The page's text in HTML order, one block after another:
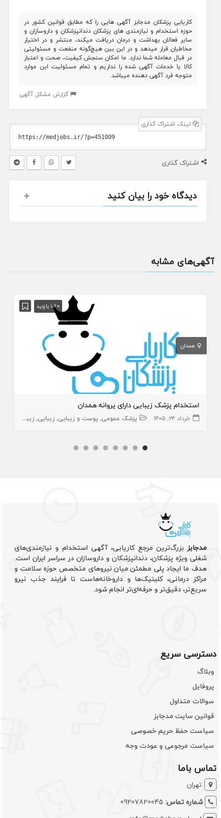
کاریابی پزشکان مدجابز آگهی هایی را که مطابق قوانین کشور در
حوزه استخدام و نیازمندی های پزشکان دندانپزشکان و داروسازان و
سایر فعالان بهداشت و درمان دریافت میکند، منتشر و در اختیار
مخاطبان قرار میدهد و در این بین هیچ‌گونه منفعت و مسئولیتی
در قبال معامله شما ندارد. ما امکان سنجش کیفیت، صحت و اعتبار
کالا یا خدمات آگهی شده را نداریم و تمام مسئولیت این موارد
متوجه فرد آگهی دهنده میباشد.
گزارش مشکل آگهی
لینک اشتراک گذاری
اشتراک گذاری
دیدگاه خود را بیان کنید
آگهی‌های مشابه
1160 بازدید
همدان
استخدام پزشک زیبایی دارای پروانه همدان
خرداد ۲۴, ۱۴۰۵ پزشک عمومی پوست و زیبایی زیبایی زیبایی
مدجابزبزرگ‌ترین مرجع کاریابی، آگهی استخدام و نیازمندی‌های
شغلی ویژه پزشکان، دندانپزشکان و داروسازان در سراسر ایران است.
هدف ما ایجاد پلی مطمئن میان نیروهای متخصص حوزه سلامت و
مراکز درمانی، کلینیک‌ها و داروخانه‌هاست تا فرایند جذب نیرو
سریع‌تر، دقیق‌تر و حرفه‌ای‌تر انجام شود.
دسترسی سریع
وبلاگ
پروفایل
سوالات متداول
قوانین سایت مدجابز
سیاست حفظ حریم خصوصی
سیاست مرجوعی و عودت وجه
تماس باما
تهران
شماره تماس: 09207820045